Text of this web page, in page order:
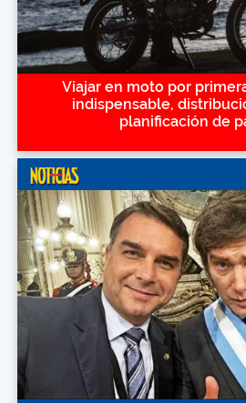
Viajar en moto por
indispensable,
planificación de